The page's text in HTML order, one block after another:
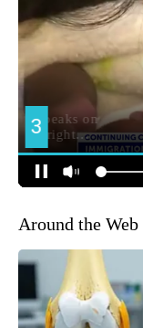
Around the Web